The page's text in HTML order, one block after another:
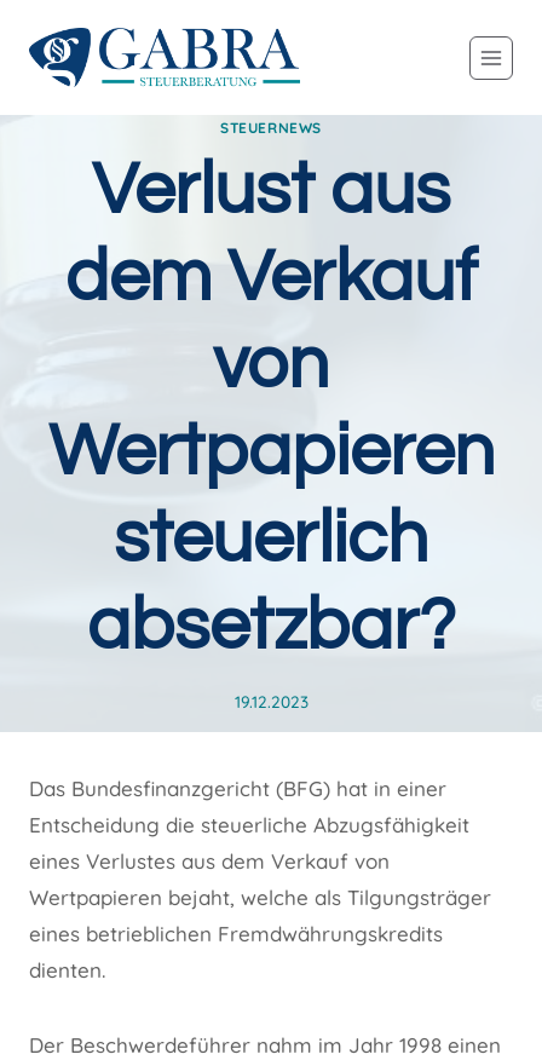
Inhalt
springen
STEUERNEWS
Verlust aus
dem Verkauf
von
Wertpapieren
steuerlich
absetzbar?
19.12.2023
Das Bundesfinanzgericht (BFG) hat in einer
Entscheidung die steuerliche Abzugsfähigkeit
eines Verlustes aus dem Verkauf von
Wertpapieren bejaht, welche als Tilgungsträger
eines betrieblichen Fremdwährungskredits
dienten.
Der Beschwerdeführer nahm im Jahr 1998 einen